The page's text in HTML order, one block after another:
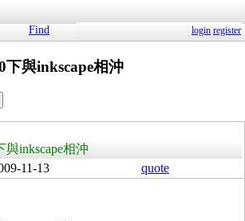
Find login register
與inkscape相沖
與inkscape相沖
11-13 quote